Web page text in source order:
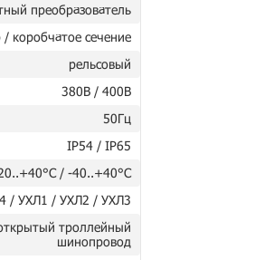
преобразователь
/ коробчатое сечение
рельсовый
380В / 400В
50Гц
IP54 / IP65
/ -40..+40°C
/ УХЛ1 / УХЛ2 / УХЛ3
троллейный
шинопровод